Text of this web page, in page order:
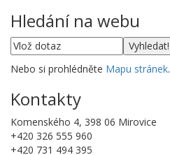
Hledání na webu
Nebo si prohlédněte Mapu stránek.
Kontakty
Komenského 4, 398 06 Mirovice
+420 326 555 960
+420 731 494 395